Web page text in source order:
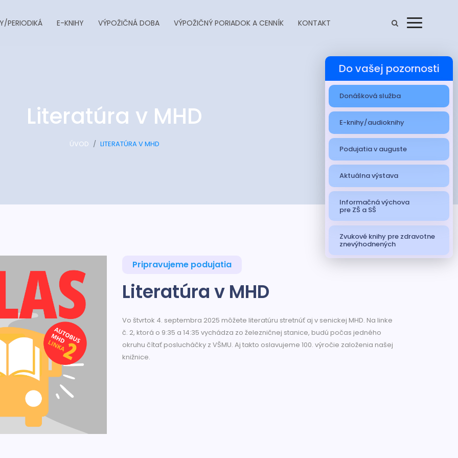
PERIODIKÁ E-KNIHY VÝPOŽIČNÁ DOBA VÝPOŽIČNÝ PORIADOK A CENNÍK KONTAKT
Literatúra v MHD
ÚVOD LITERATÚRA V MHD
Pripravujeme podujatia
Literatúra v MHD
Vo štvrtok 4. septembra 2025 môžete literatúru stretnúť aj v senickej MHD. Na linke
č. 2, ktorá o 9:35 a 14:35 vychádza zo železničnej stanice, budú počas jedného
okruhu čítať poslucháčky z VŠMU. Aj takto oslavujeme 100. výročie založenia našej
knižnice.
Do vašej pozornosti
Donášková služba
E-knihy/audioknihy
Podujatia v auguste
Aktuálna výstava
Informačná výchova
pre ZŠ a SŠ
Zvukové knihy pre zdravotne
znevýhodnených